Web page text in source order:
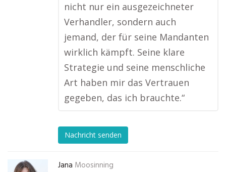
nicht nur ein ausgezeichneter
Verhandler, sondern auch
jemand, der für seine Mandanten
wirklich kämpft. Seine klare
Strategie und seine menschliche
Art haben mir das Vertrauen
gegeben, das ich brauchte.“
Nachricht senden
Jana Moosinning